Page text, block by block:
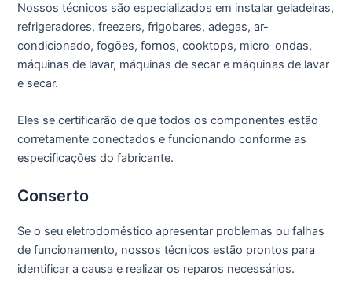
Nossos técnicos são especializados em instalar geladeiras,
refrigeradores, freezers, frigobares, adegas, ar-
condicionado, fogões, fornos, cooktops, micro-ondas,
máquinas de lavar, máquinas de secar e máquinas de lavar
e secar.
Eles se certificarão de que todos os componentes estão
corretamente conectados e funcionando conforme as
especificações do fabricante.
Conserto
Se o seu eletrodoméstico apresentar problemas ou falhas
de funcionamento, nossos técnicos estão prontos para
identificar a causa e realizar os reparos necessários.